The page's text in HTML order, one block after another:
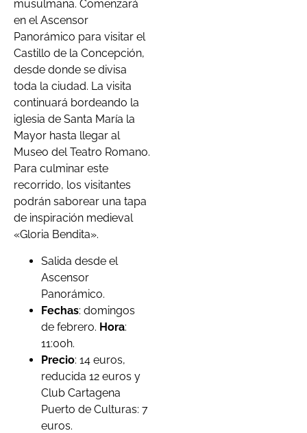
musulmana. Comenzará
en el Ascensor
Panorámico para visitar el
Castillo de la Concepción,
desde donde se divisa
toda la ciudad. La visita
continuará bordeando la
iglesia de Santa María la
Mayor hasta llegar al
Museo del Teatro Romano.
Para culminar este
recorrido, los visitantes
podrán saborear una tapa
de inspiración medieval
«Gloria Bendita».
Salida desde el
Ascensor
Panorámico.
Fechas: domingos
de febrero. Hora:
11:00h.
Precio: 14 euros,
reducida 12 euros y
Club Cartagena
Puerto de Culturas: 7
euros.